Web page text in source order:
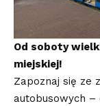
Od soboty
miejskiej!
Zapoznaj się ze
autobusowych –